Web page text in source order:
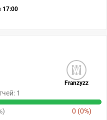
17:00
Franzyzz
1
0 (0%)